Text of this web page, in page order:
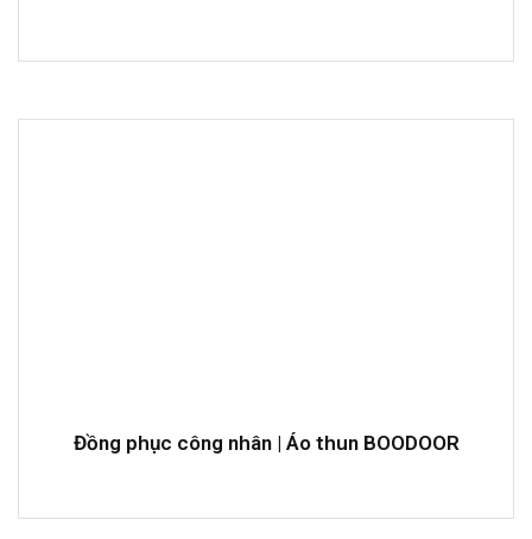
Đồng phục công nhân | Áo thun BOODOOR